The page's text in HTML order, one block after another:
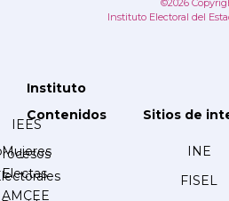
Instituto Electoral del
Instituto
IEES
Contenidos
Mujeres
Electas
AMCEE
Sitios de
INE
FISEL